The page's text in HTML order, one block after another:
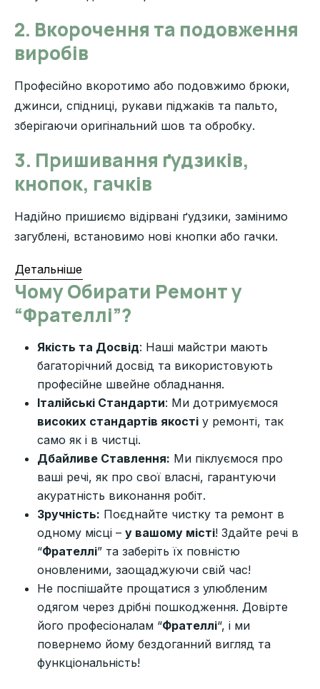
2. Вкорочення та подовження
виробів
Професійно вкоротимо або подовжимо брюки,
джинси, спідниці, рукави піджаків та пальто,
зберігаючи оригінальний шов та обробку.
3. Пришивання ґудзиків,
кнопок, гачків
Надійно пришиємо відірвані ґудзики, замінимо
загублені, встановимо нові кнопки або гачки.
Детальніше
Чому Обирати Ремонт у
“Фрателлі”?
Якість та Досвід: Наші майстри мають
багаторічний досвід та використовують
професійне швейне обладнання.
Італійські Стандарти: Ми дотримуємося
високих стандартів якості у ремонті, так
само як і в чистці.
Дбайливе Ставлення: Ми піклуємося про
ваші речі, як про свої власні, гарантуючи
акуратність виконання робіт.
Зручність: Поєднайте чистку та ремонт в
одному місці – у вашому місті! Здайте речі в
“Фрателлі” та заберіть їх повністю
оновленими, заощаджуючи свій час!
Не поспішайте прощатися з улюбленим
одягом через дрібні пошкодження. Довірте
його професіоналам “Фрателлі“, і ми
повернемо йому бездоганний вигляд та
функціональність!